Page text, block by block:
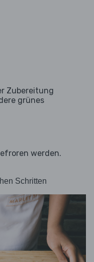
Zubereitung
grünes
werden.
Schritten